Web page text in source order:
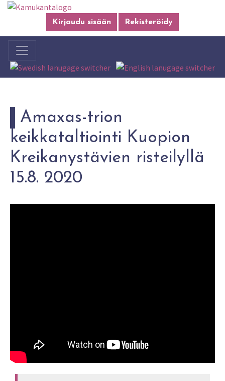
Kirjaudu sisään Rekisteröidy
Amaxas-trion
keikkataltiointi Kuopion
Kreikanystävien risteilyllä
15.8. 2020